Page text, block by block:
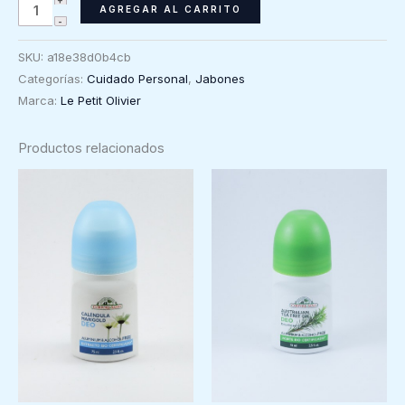
Jabones
Extra
Limón,
Olivier,
AGREGAR AL CARRITO
SKU: a18e38d0b4cb
Categorías: Cuidado Personal, Jabones
Marca: Le Petit Olivier
Productos relacionados